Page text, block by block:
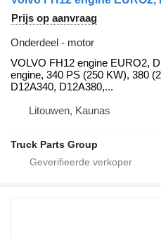
Prijs op aanvraag
Onderdeel - motor
VOLVO FH12 engine EURO2,
engine, 340 PS (250 KW), 380
D12A340, D12A380,...
Litouwen, Kaunas
Truck Parts Group